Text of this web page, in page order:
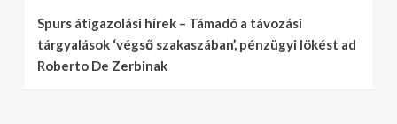
Spurs átigazolási hírek – Támadó a távozási
tárgyalások ‘végső szakaszában’, pénzügyi lökést ad
Roberto De Zerbinak